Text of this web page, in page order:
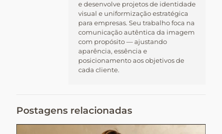
e desenvolve projetos de identidade
visual e uniformização estratégica
para empresas. Seu trabalho foca na
comunicação autêntica da imagem
com propósito — ajustando
aparência, essência e
posicionamento aos objetivos de
cada cliente.
Postagens relacionadas